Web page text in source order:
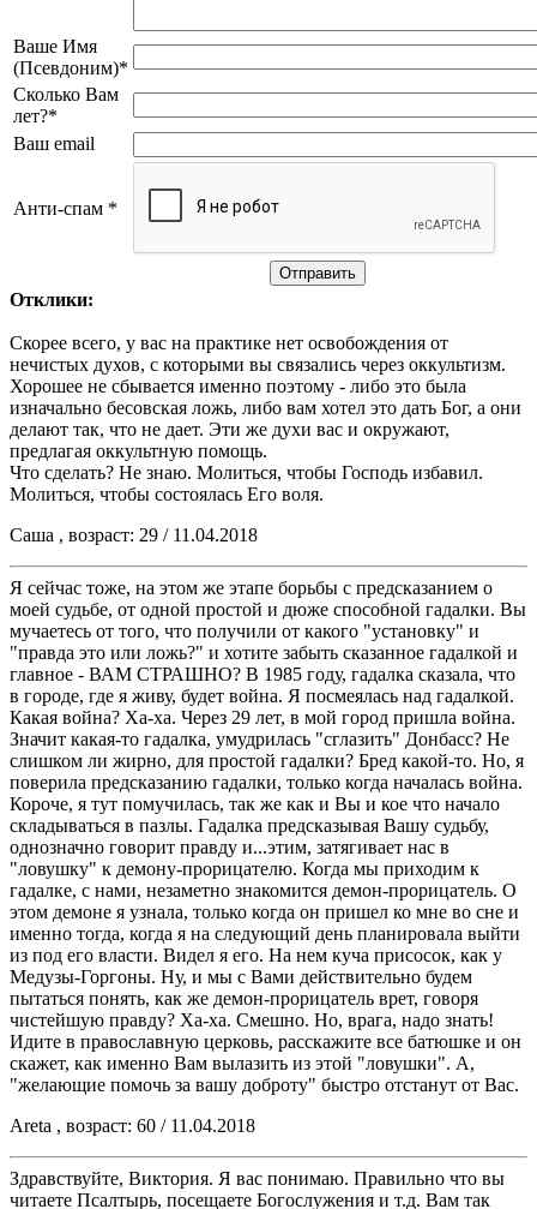
Ваше Имя
(Псевдоним)*
Сколько Вам
лет?*
Ваш email
Анти-спам *
Отклики:
Скорее всего, у вас на практике нет освобождения от
нечистых духов, с которыми вы связались через оккультизм.
Хорошее не сбывается именно поэтому - либо это была
изначально бесовская ложь, либо вам хотел это дать Бог, а они
делают так, что не дает. Эти же духи вас и окружают,
предлагая оккультную помощь.
Что сделать? Не знаю. Молиться, чтобы Господь избавил.
Молиться, чтобы состоялась Его воля.
Саша , возраст: 29 / 11.04.2018
Я сейчас тоже, на этом же этапе борьбы с предсказанием о
моей судьбе, от одной простой и дюже способной гадалки. Вы
мучаетесь от того, что получили от какого "установку" и
"правда это или ложь?" и хотите забыть сказанное гадалкой и
главное - ВАМ СТРАШНО? В 1985 году, гадалка сказала, что
в городе, где я живу, будет война. Я посмеялась над гадалкой.
Какая война? Ха-ха. Через 29 лет, в мой город пришла война.
Значит какая-то гадалка, умудрилась "сглазить" Донбасс? Не
слишком ли жирно, для простой гадалки? Бред какой-то. Но, я
поверила предсказанию гадалки, только когда началась война.
Короче, я тут помучилась, так же как и Вы и кое что начало
складываться в пазлы. Гадалка предсказывая Вашу судьбу,
однозначно говорит правду и...этим, затягивает нас в
"ловушку" к демону-прорицателю. Когда мы приходим к
гадалке, с нами, незаметно знакомится демон-прорицатель. О
этом демоне я узнала, только когда он пришел ко мне во сне и
именно тогда, когда я на следующий день планировала выйти
из под его власти. Видел я его. На нем куча присосок, как у
Медузы-Горгоны. Ну, и мы с Вами действительно будем
пытаться понять, как же демон-прорицатель врет, говоря
чистейшую правду? Ха-ха. Смешно. Но, врага, надо знать!
Идите в православную церковь, расскажите все батюшке и он
скажет, как именно Вам вылазить из этой "ловушки". А,
"желающие помочь за вашу доброту" быстро отстанут от Вас.
Areta , возраст: 60 / 11.04.2018
Здравствуйте, Виктория. Я вас понимаю. Правильно что вы
читаете Псалтырь, посещаете Богослужения и т.д. Вам так